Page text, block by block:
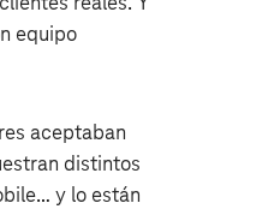
equipo
aceptaban
distintos
y lo están